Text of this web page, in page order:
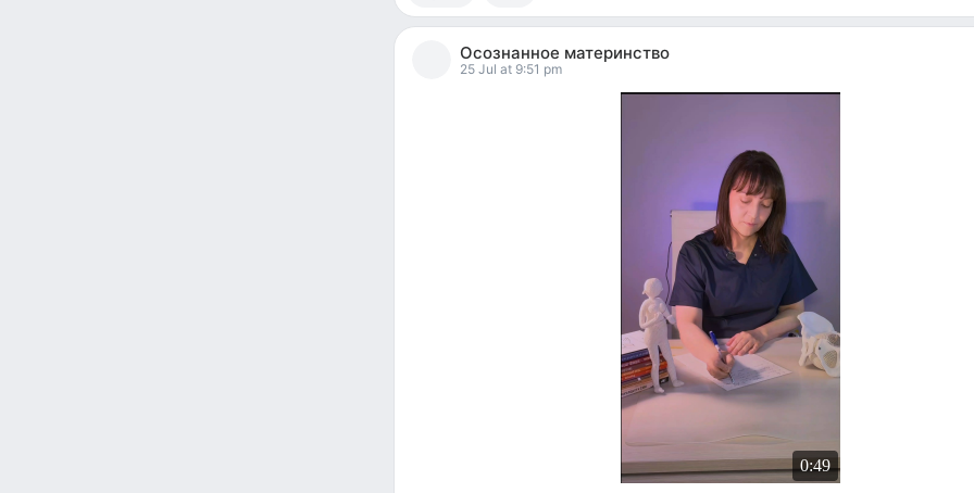
3
reactedОсознанное материнство
25 Jul at 9:51 pm
0:49